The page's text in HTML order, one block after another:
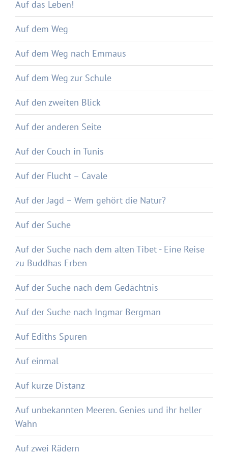
Auf das Leben!
Auf dem Weg
Auf dem Weg nach Emmaus
Auf dem Weg zur Schule
Auf den zweiten Blick
Auf der anderen Seite
Auf der Couch in Tunis
Auf der Flucht – Cavale
Auf der Jagd – Wem gehört die Natur?
Auf der Suche
Auf der Suche nach dem alten Tibet - Eine Reise
zu Buddhas Erben
Auf der Suche nach dem Gedächtnis
Auf der Suche nach Ingmar Bergman
Auf Ediths Spuren
Auf einmal
Auf kurze Distanz
Auf unbekannten Meeren. Genies und ihr heller
Wahn
Auf zwei Rädern